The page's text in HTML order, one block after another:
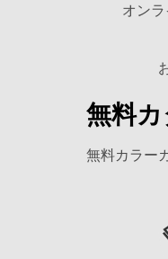
オン
無料カ
無料カラー